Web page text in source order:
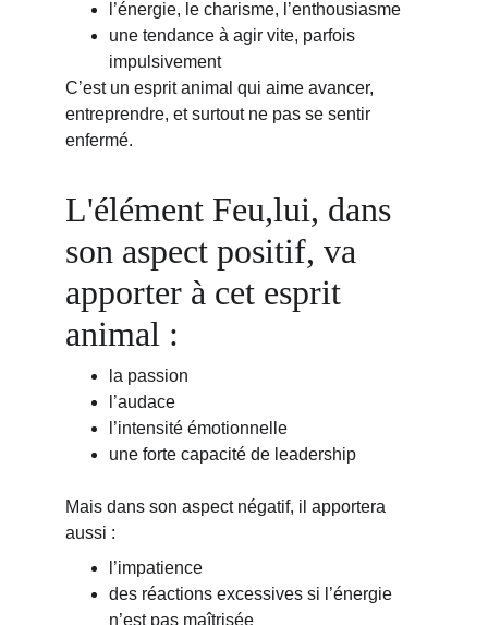
l’énergie, le charisme, l’enthousiasme
une tendance à agir vite, parfois
impulsivement
C’est un esprit animal qui aime avancer,
entreprendre, et surtout ne pas se sentir
enfermé.
L'élément Feu,lui, dans
son aspect positif, va
apporter à cet esprit
animal :
la passion
l’audace
l’intensité émotionnelle
une forte capacité de leadership
Mais dans son aspect négatif, il apportera
aussi :
l’impatience
des réactions excessives si l’énergie
n’est pas maîtrisée